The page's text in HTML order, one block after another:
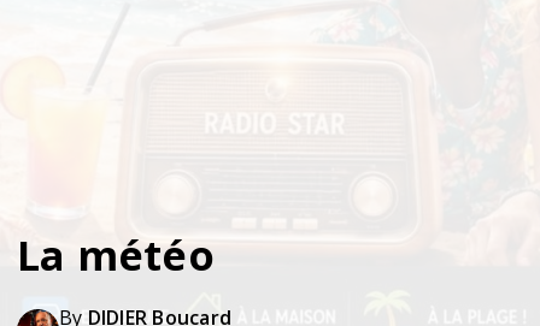
La météo
By DIDIER Boucard